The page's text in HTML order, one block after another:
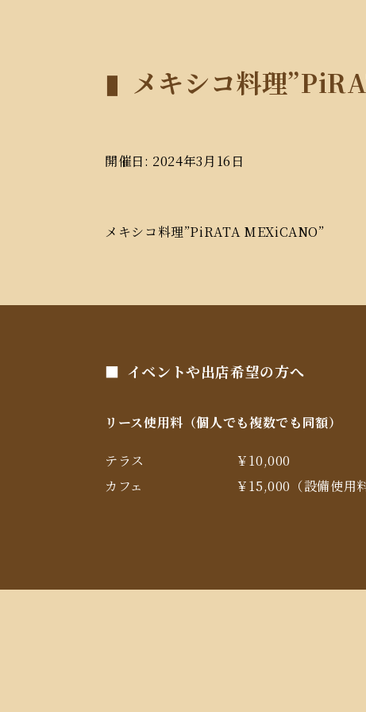
メキシコ料理
開催日: 2024年3月16日
メキシコ料理”PiRATA MEXiCANO”
イベントや出店希望の方へ
リース使用料（個人でも複数でも同額）
テラス
￥10,000
カフェ
￥15,000（設備使用